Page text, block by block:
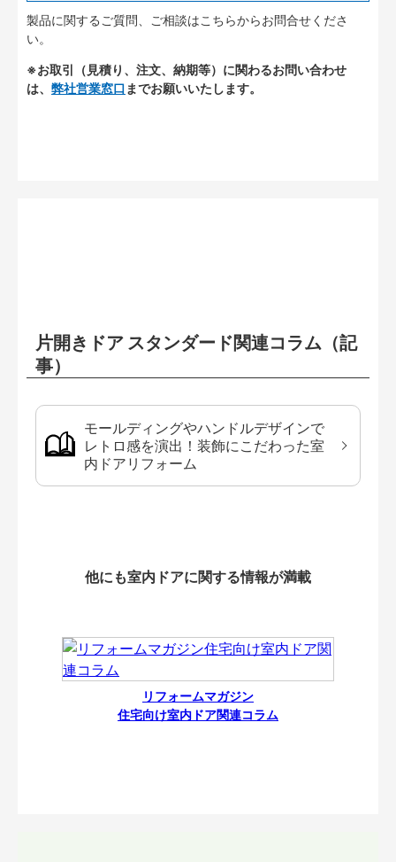
製品に関するご質問、ご相談はこちらからお問合せくださ
い。
※お取引（見積り、注文、納期等）に関わるお問い合わせ
は、 弊社営業窓口 までお願いいたします。
片開きドア スタンダード関連コラム（記
事）
モールディングやハンドルデザインで
レトロ感を演出！装飾にこだわった室
内ドアリフォーム
他にも室内ドアに関する情報が満載
リフォームマガジン
住宅向け室内ドア関連コラム